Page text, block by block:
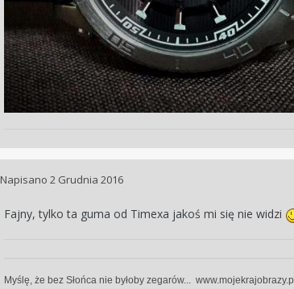
Napisano 2 Grudnia 2016
Fajny, tylko ta guma od Timexa jakoś mi się nie widzi
Myślę, że bez Słońca nie byłoby zegarów... www.mojekrajobrazy.pl